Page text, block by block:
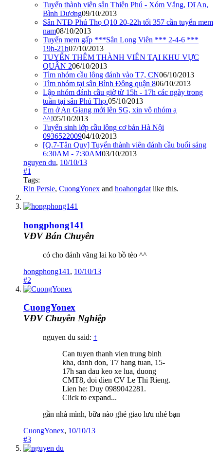
Tuyển thành viên sân Thiên Phú - Xóm Vắng, Dĩ An,
Bình Dương09/10/2013
Sân NTĐ Phú Thọ Q10 20-22h tối 357 cần tuyển mem
nam08/10/2013
Tuyển mem gấp ***Sân Long Viên *** 2-4-6 ***
19h-21h07/10/2013
TUYỂN THÊM THÀNH VIÊN TẠI KHU VỰC
QUẬN 206/10/2013
Tìm nhóm cầu lông đánh vào T7, CN06/10/2013
Tìm nhóm tại sân Bình Đông quận 806/10/2013
Lập nhóm đánh cầu giờ từ 15h - 17h các ngày trong
tuần tại sân Phú Thọ.05/10/2013
Em ở An Giang mới lên SG, xin vô nhóm ạ
^^!05/10/2013
Tuyển sinh lớp cầu lông cơ bản Hà Nội
093652200904/10/2013
[Q.7-Tân Quy] Tuyển thành viên đánh cầu buổi sáng
6:30AM - 7:30AM03/10/2013
nguyen du, 10/10/13
#1
Tags:
Rin Persie, CuongYonex and hoahongdat like this.
hongphong141
VĐV Bán Chuyên
có cho đánh vãng lai ko bồ tèo ^^
hongphong141 , 10/10/13
#2
CuongYonex
VĐV Chuyên Nghiệp
nguyen du said: ↑
Can tuyen thanh vien trung binh
kha, danh don, T7 hang tuan, 15-
17h san dau keo xe lua, duong
CMT8, doi dien CV Le Thi Rieng.
Lien he: Duy 0989042281.
Click to expand...
gần nhà mình, bữa nào ghé giao lưu nhé bạn
CuongYonex, 10/10/13
#3